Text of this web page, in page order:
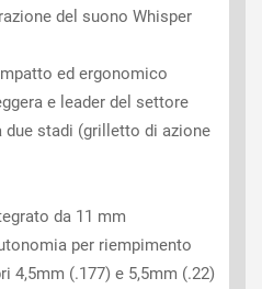
del suono Whisper
ed ergonomico
e leader del settore
due stadi (grilletto di azione
da 11 mm
per riempimento
4,5mm (.177) e 5,5mm (.22)